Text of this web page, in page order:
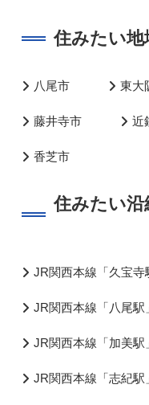
住みたい
八尾市 東大
藤井寺市 近
香芝市
住みたい沿
JR関西本線「久宝寺
JR関西本線「八尾駅
JR関西本線「加美駅
JR関西本線「志紀駅